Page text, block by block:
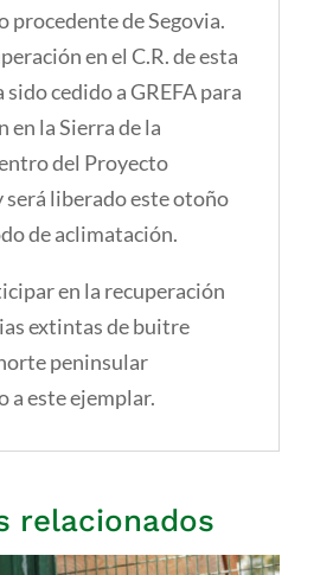
procedente de Segovia.
en el C.R. de esta
cedido a GREFA para
en la Sierra de la
del Proyecto
será liberado este otoño
de aclimatación.
en la recuperación
extintas de buitre
peninsular
a este ejemplar.
relacionados